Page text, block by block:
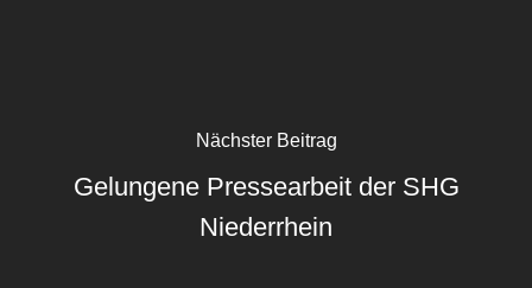
Nächster Beitrag
Gelungene Pressearbeit der SHG
Niederrhein